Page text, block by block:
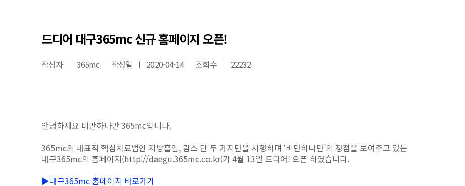
드디어 대구365mc 신규 홈페이지 오픈!
작성자 365mc 작성일 2020-04-14 조회수 22232
안녕하세요 비만하나만 365mc입니다.
365mc의 대표적 핵심치료법인 지방흡입, 람스 단 두 가지만을 시행하며 ‘비만하나만’의 정점을 보여주고 있는
대구365mc의 홈페이지(http://daegu.365mc.co.kr)가 4월 13일 드디어! 오픈 하였습니다.
▶대구365mc 홈페이지 바로가기